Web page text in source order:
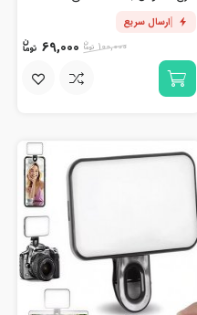
ارسال سریع
100,000
69,000